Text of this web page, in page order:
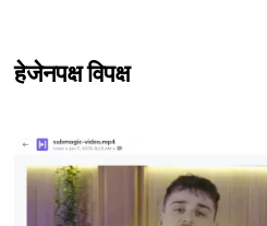
हेजेनपक्ष विपक्ष